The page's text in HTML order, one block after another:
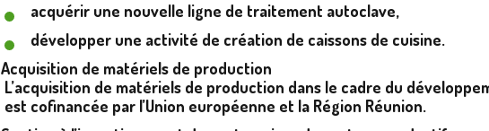
acquérir une nouvelle ligne de traitement autoclave,
développer une activité de création de caissons de cuisine.
Acquisition de matériels de production
L’acquisition de matériels de production dans le cadre du
est cofinancée par l’Union européenne et la Région Réunion.